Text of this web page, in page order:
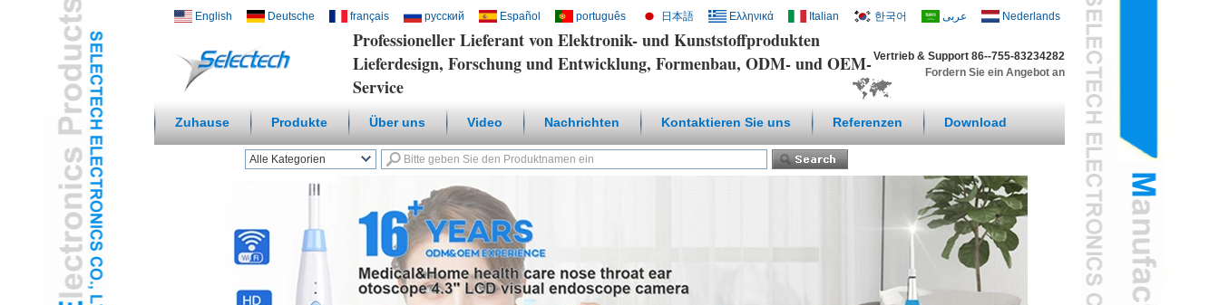
Professioneller Lieferant von Elektronik- und Kunststoffprodukten
Lieferdesign, Forschung und Entwicklung, Formenbau, ODM- und OEM-
Service
Vertrieb & Support 86--755-83234282
Fordern Sie ein Angebot an
English Deutsche français русский Español português 日本語 Ελληνικά Italian 한국어 عربى Nederlands
Zuhause Produkte Über uns Video Nachrichten Kontaktieren Sie uns Referenzen Download
Alle Kategorien
Kabelloses Smart
NetzwerkL
Multi Media /
WandplatteL
Temperatur-